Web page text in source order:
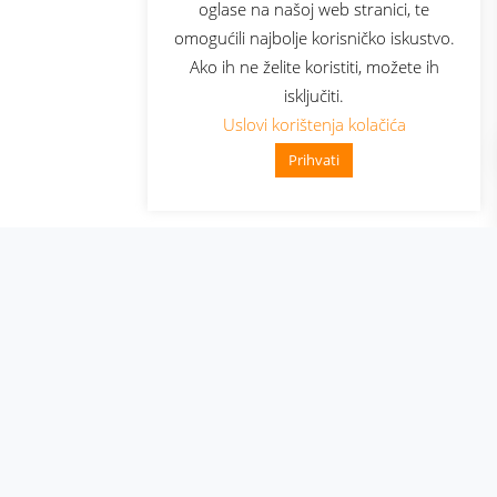
oglase na našoj web stranici, te
omogućili najbolje korisničko iskustvo.
Ako ih ne želite koristiti, možete ih
isključiti.
Uslovi korištenja kolačića
Prihvati
👋 Zdravo, kako mogu pomoći?